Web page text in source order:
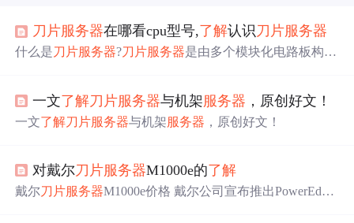
刀片服务器在哪看cpu型号,了解认识刀片服务器
什么是刀片服务器?刀片服务器是由多个模块化电路板构建
何组件(例如开关、端口和电源连接器)都通过机箱共享。
刀片服务器 机箱通常采用机架通用的尺寸，从而可以节省
用程序和最终用户分配给特定的刀片服务器
一文了解刀片服务器与机架服务器 ，原创好文！
一文了解刀片服务器与机架服务器 ，原创好文！
对戴尔刀片服务器M1000e的了解
戴尔刀片服务器M1000e价格 戴尔公司宣布推出PowerEdge